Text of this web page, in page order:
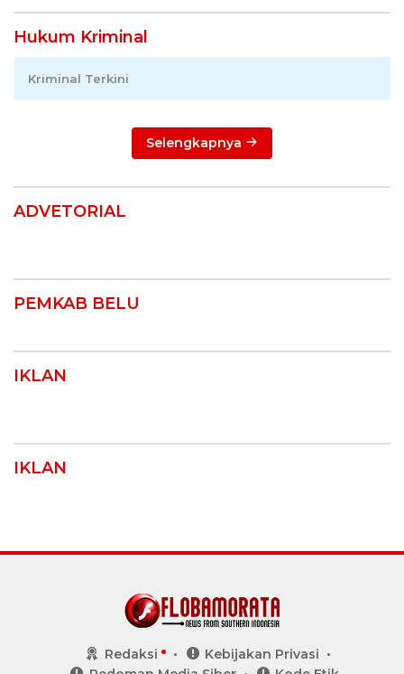
Hukum Kriminal
Kriminal Terkini
Selengkapnya
ADVETORIAL
PEMKAB BELU
IKLAN
IKLAN
Redaksi
Kebijakan Privasi